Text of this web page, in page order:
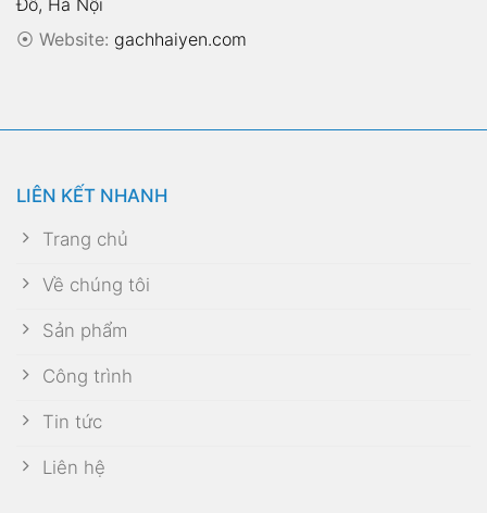
⦿ Website: gachhaiyen.com
LIÊN KẾT NHANH
Trang chủ
Về chúng tôi
Sản phẩm
Công trình
Tin tức
Liên hệ